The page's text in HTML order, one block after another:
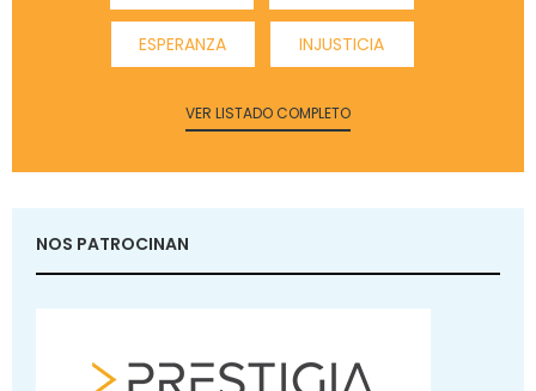
ESPERANZA INJUSTICIA
VER LISTADO COMPLETO
NOS PATROCINAN